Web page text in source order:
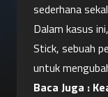
sederhana
Dalam kasus
Stick, sebuah
untuk
Baca Juga :